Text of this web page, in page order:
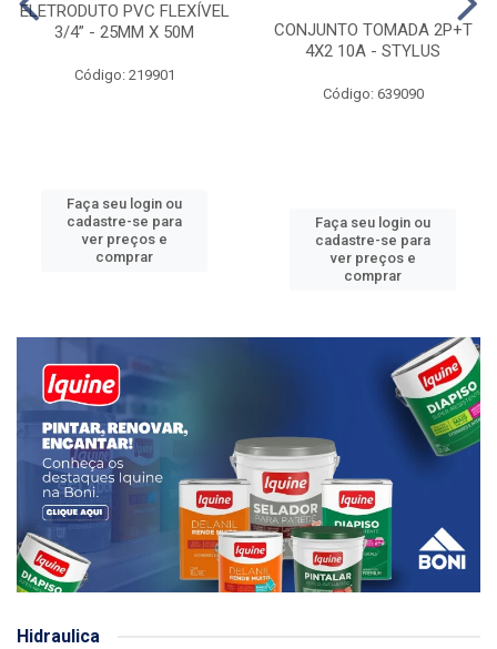
ELETRODUTO PVC FLEXÍVEL
3/4” - 25MM X 50M
Código: 219901
Faça seu login ou
cadastre-se para
ver preços e
comprar
CONJUNTO TOMADA 2P+T
4X2 10A - STYLUS
Código: 639090
Faça seu login ou
cadastre-se para
ver preços e
comprar
Hidraulica